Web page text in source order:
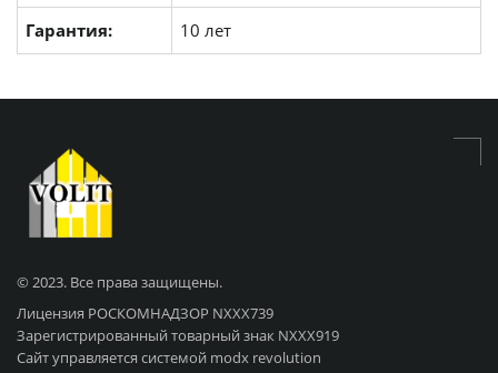
Гарантия: 10 лет
© 2023. Все права защищены.
Лицензия РОСКОМНАДЗОР NХХХ739
Зарегистрированный товарный знак NХХХ919
Сайт управляется системой modx revolution